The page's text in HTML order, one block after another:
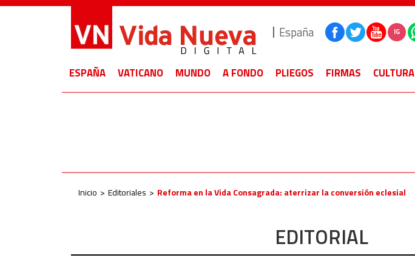
España IG
ESPAÑA VATICANO MUNDO A FONDO PLIEGOS FIRMAS CULTURA
Inicio Editoriales Reforma en la Vida Consagrada: aterrizar la conversión eclesial
EDITORIAL